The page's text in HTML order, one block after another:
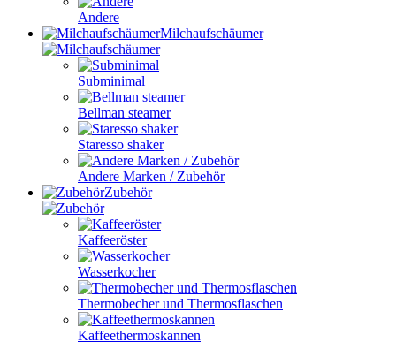
Andere
Milchaufschäumer
Subminimal
Bellman steamer
Staresso shaker
Andere Marken / Zubehör
Zubehör
Kaffeeröster
Wasserkocher
Thermobecher und Thermosflaschen
Kaffeethermoskannen